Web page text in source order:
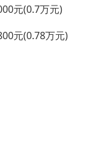
元(0.7万元)
元(0.78万元)